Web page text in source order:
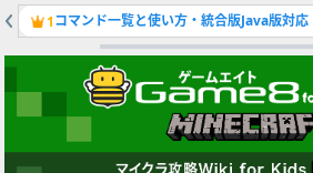
1コマンド一覧と使い方・統合版Java版対応